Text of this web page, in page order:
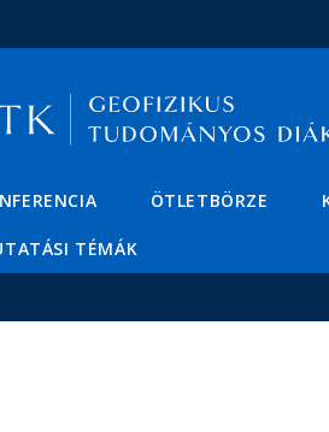
ÖTLETBÖRZE
TÉMÁK